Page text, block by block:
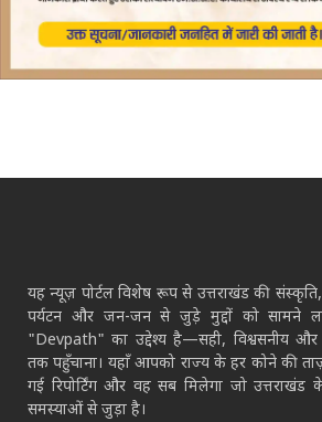
यह न्यूज़ पोर्टल विशेष रूप से उत्तराखंड की संस्कृति,
पर्यटन और जन-जन से जुड़े मुद्दों को सामने
"Devpath" का उद्देश्य है—सही, विश्वसनीय
तक पहुँचाना। यहाँ आपको राज्य के हर कोने की
गई रिपोर्टिंग और वह सब मिलेगा जो
समस्याओं से जुड़ा है।